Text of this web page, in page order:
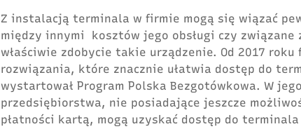
Z instalacją terminala w firmie mogą się wiązać
między innymi kosztów jego obsługi czy związane
właściwie zdobycie takie urządzenie. Od 2017
rozwiązania, które znacznie ułatwia dostęp do
wystartował Program Polska Bezgotówkowa. W
przedsiębiorstwa, nie posiadające jeszcze
płatności kartą, mogą uzyskać dostęp do terminala